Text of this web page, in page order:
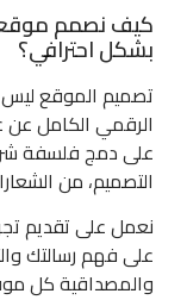
كيف نصمم موقعاً
بشكل احترافي؟
تصميم الموقع ليس
الرقمي الكامل عن
على دمج فلسفة
التصميم، من
نعمل على تقديم
على فهم رسالتك
والمصداقية كل